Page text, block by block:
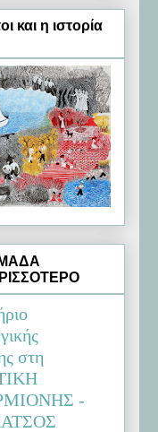
και η ιστορία
στη
-